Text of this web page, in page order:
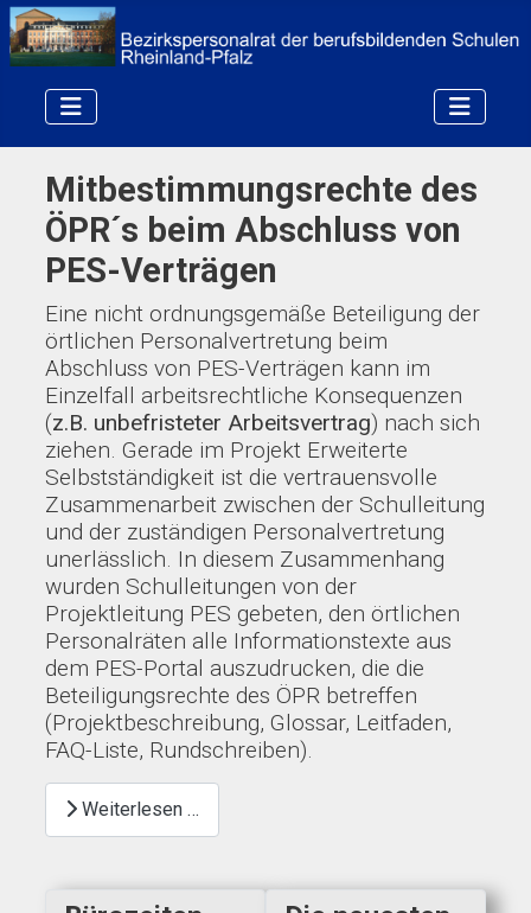
Mitbestimmungsrechte des
ÖPR´s beim Abschluss von
PES-Verträgen
Eine nicht ordnungsgemäße Beteiligung der
örtlichen Personalvertretung beim
Abschluss von PES-Verträgen kann im
Einzelfall arbeitsrechtliche Konsequenzen
(z.B. unbefristeter Arbeitsvertrag) nach sich
ziehen. Gerade im Projekt Erweiterte
Selbstständigkeit ist die vertrauensvolle
Zusammenarbeit zwischen der Schulleitung
und der zuständigen Personalvertretung
unerlässlich. In diesem Zusammenhang
wurden Schulleitungen von der
Projektleitung PES gebeten, den örtlichen
Personalräten alle Informationstexte aus
dem PES-Portal auszudrucken, die die
Beteiligungsrechte des ÖPR betreffen
(Projektbeschreibung, Glossar, Leitfaden,
FAQ-Liste, Rundschreiben).
Weiterlesen …